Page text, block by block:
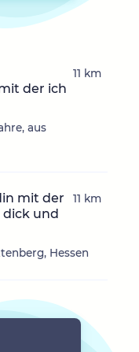
der ich
aus
11 km
mit der
und
Hessen
11 km